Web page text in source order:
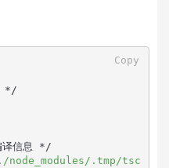
node_modules/.tmp/tsc
Copy